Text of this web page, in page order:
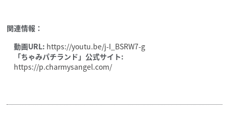
関連情報：
動画URL: https://youtu.be/j-I_BSRW7-g
「ちゃみパチランド」公式サイト:
https://p.charmysangel.com/